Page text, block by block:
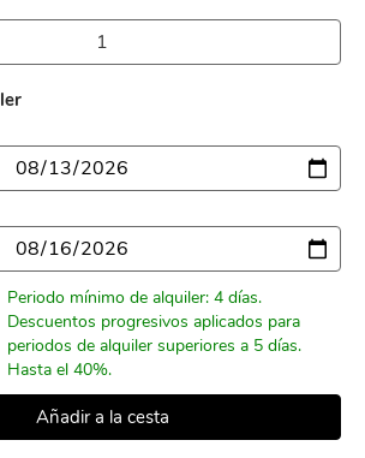
Periodo mínimo de alquiler: 4 días.
Descuentos progresivos aplicados para
periodos de alquiler superiores a 5 días.
Hasta el 40%.